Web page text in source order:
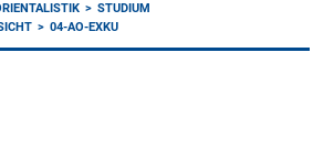
STUDIUM
04-AO-EXKU